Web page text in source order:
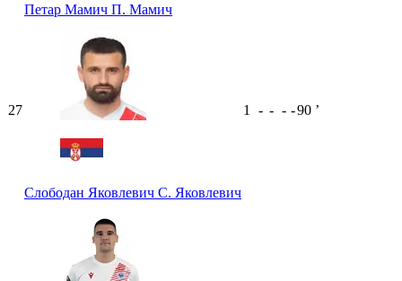
Петар Мамич П. Мамич
27
Слободан Яковлевич С. Яковлевич
1 - - - -90 ʼ